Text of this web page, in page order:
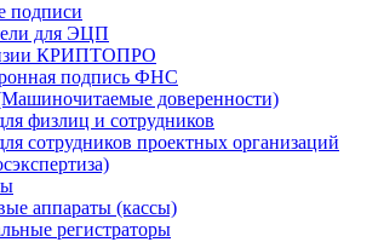
подписи
для ЭЦП
КРИПТОПРО
подпись ФНС
доверенности)
физлиц и сотрудников
сотрудников проектных организаций
аппараты (кассы)
регистраторы